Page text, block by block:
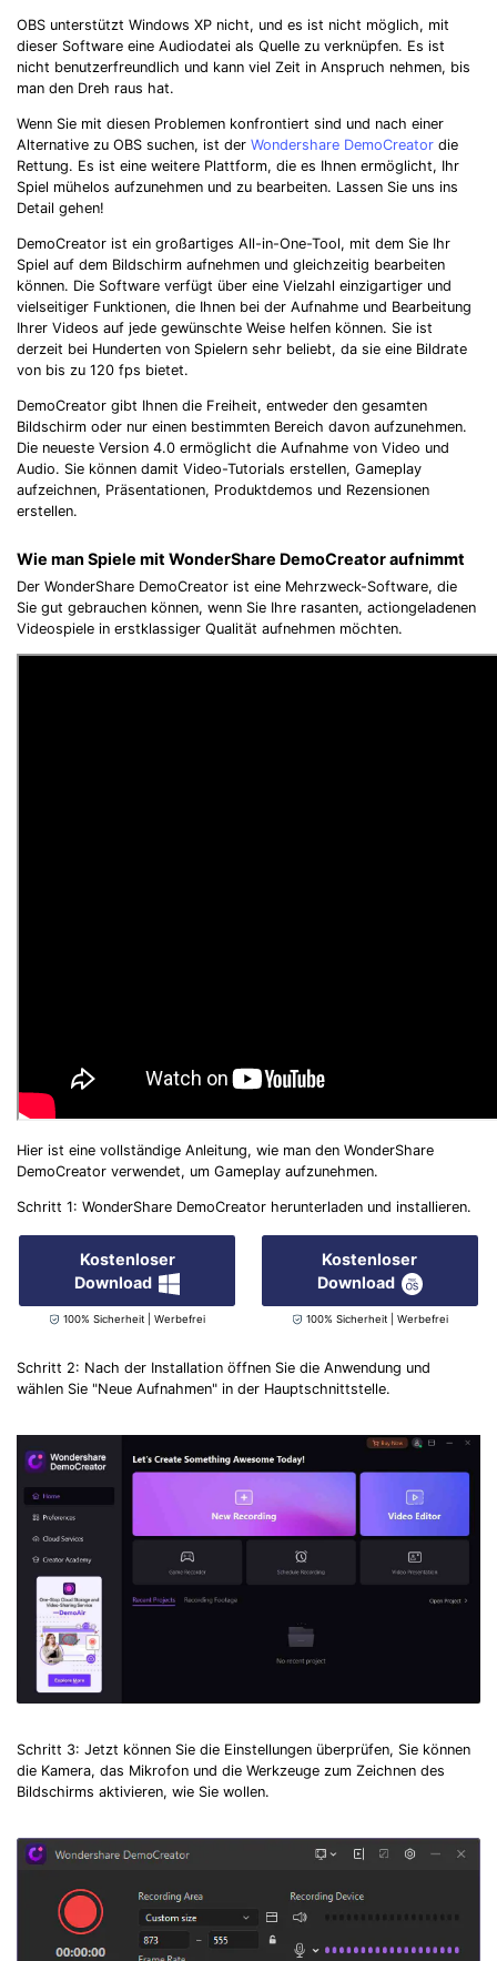
OBS unterstützt Windows XP nicht, und es ist nicht möglich, mit
dieser Software eine Audiodatei als Quelle zu verknüpfen. Es ist
nicht benutzerfreundlich und kann viel Zeit in Anspruch nehmen, bis
man den Dreh raus hat.
Wenn Sie mit diesen Problemen konfrontiert sind und nach einer
Alternative zu OBS suchen, ist der Wondershare DemoCreator die
Rettung. Es ist eine weitere Plattform, die es Ihnen ermöglicht, Ihr
Spiel mühelos aufzunehmen und zu bearbeiten. Lassen Sie uns ins
Detail gehen!
DemoCreator ist ein großartiges All-in-One-Tool, mit dem Sie Ihr
Spiel auf dem Bildschirm aufnehmen und gleichzeitig bearbeiten
können. Die Software verfügt über eine Vielzahl einzigartiger und
vielseitiger Funktionen, die Ihnen bei der Aufnahme und Bearbeitung
Ihrer Videos auf jede gewünschte Weise helfen können. Sie ist
derzeit bei Hunderten von Spielern sehr beliebt, da sie eine Bildrate
von bis zu 120 fps bietet.
DemoCreator gibt Ihnen die Freiheit, entweder den gesamten
Bildschirm oder nur einen bestimmten Bereich davon aufzunehmen.
Die neueste Version 4.0 ermöglicht die Aufnahme von Video und
Audio. Sie können damit Video-Tutorials erstellen, Gameplay
aufzeichnen, Präsentationen, Produktdemos und Rezensionen
erstellen.
Wie man Spiele mit WonderShare DemoCreator aufnimmt
Der WonderShare DemoCreator ist eine Mehrzweck-Software, die
Sie gut gebrauchen können, wenn Sie Ihre rasanten, actiongeladenen
Videospiele in erstklassiger Qualität aufnehmen möchten.
Hier ist eine vollständige Anleitung, wie man den WonderShare
DemoCreator verwendet, um Gameplay aufzunehmen.
Schritt 1: WonderShare DemoCreator herunterladen und installieren.
Kostenloser
Download
100% Sicherheit | Werbefrei
Kostenloser
Download
100% Sicherheit | Werbefrei
Schritt 2: Nach der Installation öffnen Sie die Anwendung und
wählen Sie "Neue Aufnahmen" in der Hauptschnittstelle.
Schritt 3: Jetzt können Sie die Einstellungen überprüfen, Sie können
die Kamera, das Mikrofon und die Werkzeuge zum Zeichnen des
Bildschirms aktivieren, wie Sie wollen.
Record Like a Pro, Edit
With AI Ease.
Record. Edit. Share. All with Filmora!
Got It Try It Now